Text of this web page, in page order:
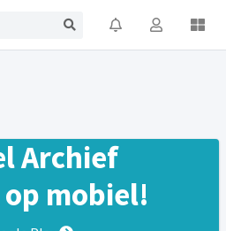
Archief
mobiel!